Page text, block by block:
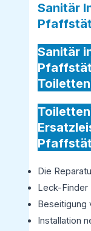
Sanitär
Sanitär
Die
Leck-Finder
Beseitigung
Installation